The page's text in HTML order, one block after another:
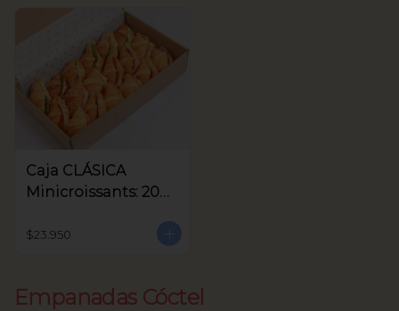
Caja CLÁSICA
Minicroissants: 20
$23.950
Empanadas Cóctel